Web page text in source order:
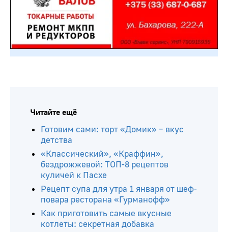
Читайте ещё
Готовим сами: торт «Домик» – вкус
детства
«Классический», «Краффин»,
бездрожжевой: ТОП-8 рецептов
куличей к Пасхе
Рецепт супа для утра 1 января от шеф-
повара ресторана «Гурманофф»
Как приготовить самые вкусные
котлеты: секретная добавка